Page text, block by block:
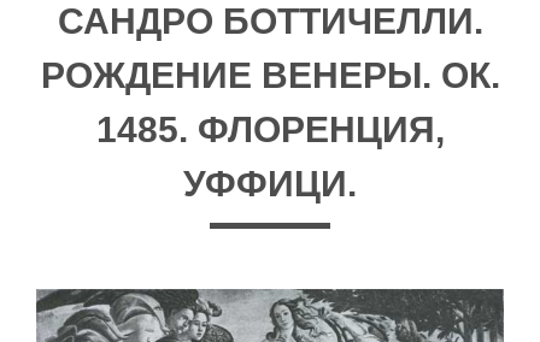
САНДРО БОТТИЧЕЛЛИ.
РОЖДЕНИЕ ВЕНЕРЫ. ОК.
1485. ФЛОРЕНЦИЯ,
УФФИЦИ.